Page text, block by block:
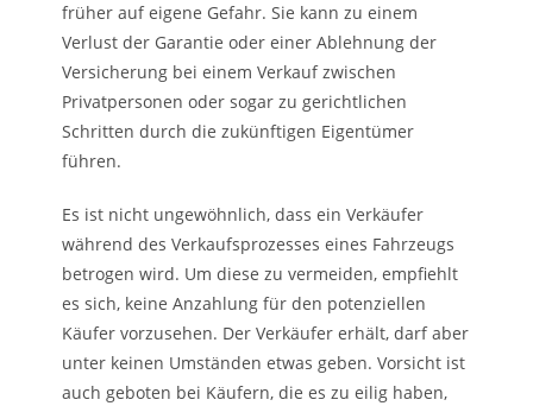
früher auf eigene Gefahr. Sie kann zu einem
Verlust der Garantie oder einer Ablehnung der
Versicherung bei einem Verkauf zwischen
Privatpersonen oder sogar zu gerichtlichen
Schritten durch die zukünftigen Eigentümer
führen.
Es ist nicht ungewöhnlich, dass ein Verkäufer
während des Verkaufsprozesses eines Fahrzeugs
betrogen wird. Um diese zu vermeiden, empfiehlt
es sich, keine Anzahlung für den potenziellen
Käufer vorzusehen. Der Verkäufer erhält, darf aber
unter keinen Umständen etwas geben. Vorsicht ist
auch geboten bei Käufern, die es zu eilig haben,